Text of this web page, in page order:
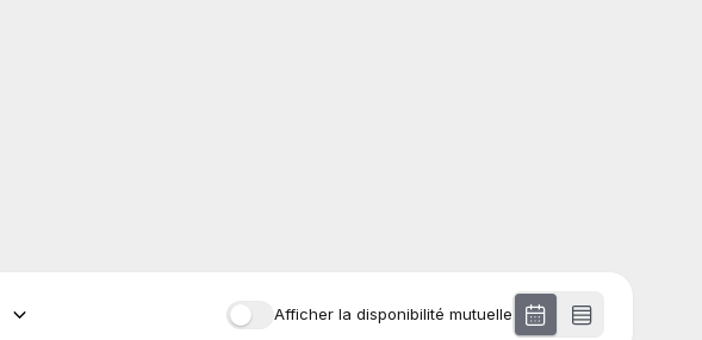
Afficher la disponibilité mutuelle